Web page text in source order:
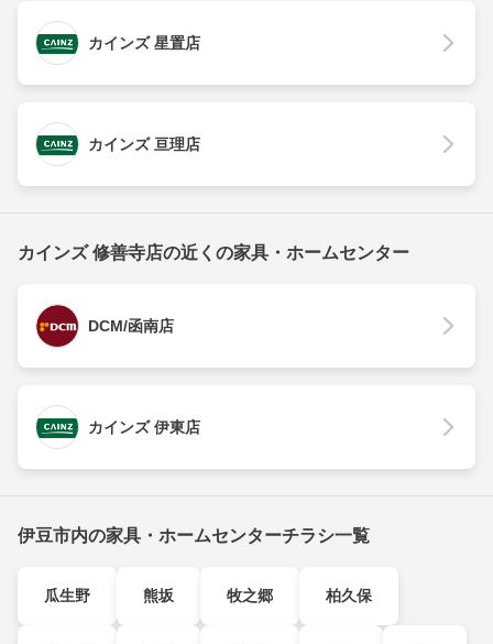
カインズ 星置店
カインズ 亘理店
カインズ 修善寺店の近くの家具・ホームセンター
DCM/函南店
カインズ 伊東店
伊豆市内の家具・ホームセンターチラシ一覧
瓜生野 熊坂 牧之郷 柏久保